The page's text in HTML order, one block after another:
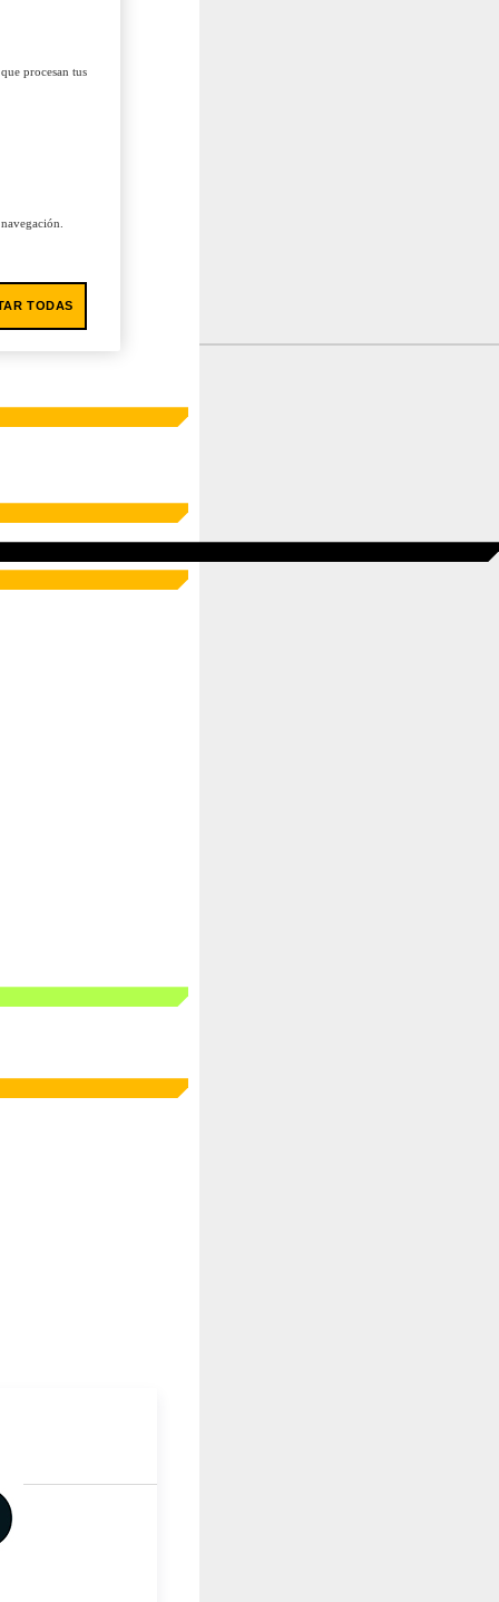
procesan tus
TODAS